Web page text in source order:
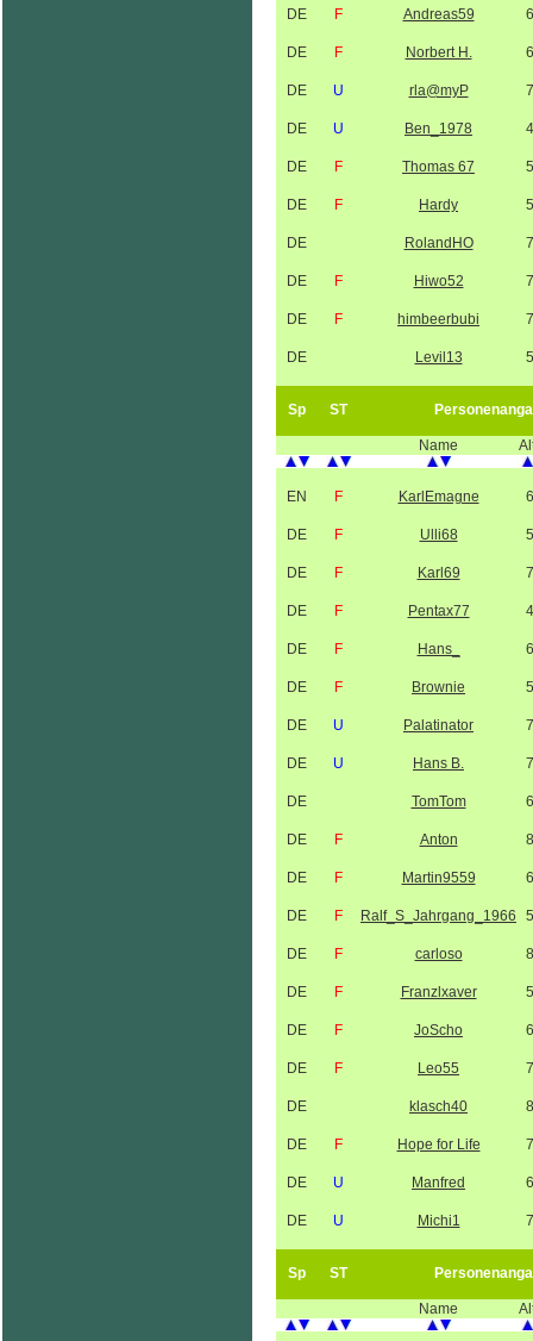
DE F Andreas59
DE F Norbert H.
DE U rla@myP
DE U Ben_1978
DE F Thomas 67
DE F Hardy
DE RolandHO
DE F Hiwo52
DE F himbeerbubi
DE Levil13
Sp ST
Name
EN F KarlEmagne
DE F Ulli68
DE F Karl69
DE F Pentax77
DE F Hans_
DE F Brownie
DE U Palatinator
DE U Hans B.
DE TomTom
DE F Anton
DE F Martin9559
DE F Ralf_S_Jahrgang_1966
DE F carloso
DE F Franzlxaver
DE F JoScho
DE F Leo55
DE klasch40
DE F Hope for Life
DE U Manfred
DE U Michi1
Sp ST
Name